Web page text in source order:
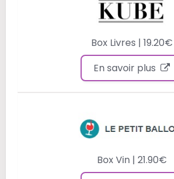
Box Livres | 19.20€
En savoir plus
Box Vin | 21.90€